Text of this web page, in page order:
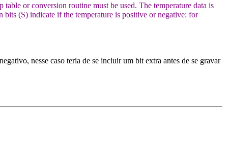
or conversion routine must be used. The temperature data is
bits (S) indicate if the temperature is positive or negative: for
nesse caso teria de se incluir um bit extra antes de se gravar